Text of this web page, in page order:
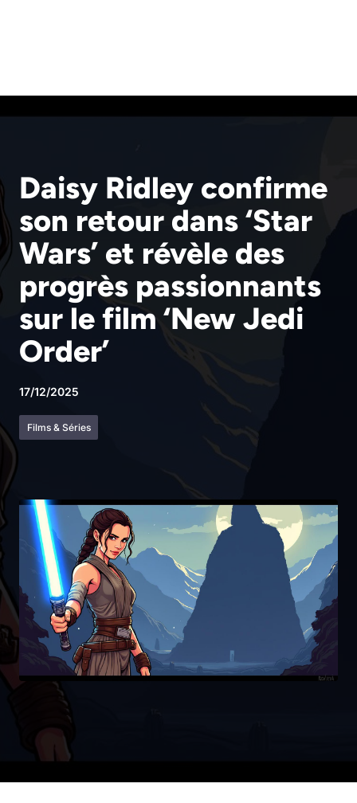
Daisy Ridley confirme
son retour dans ‘Star
Wars’ et révèle des
progrès passionnants
sur le film ‘New Jedi
Order’
17/12/2025
Films & Séries